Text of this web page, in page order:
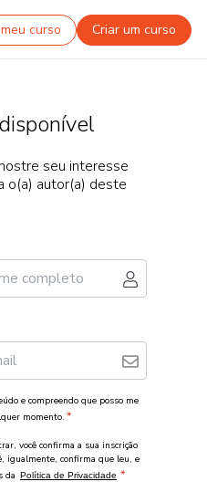
curso Criar um curso
seu interesse
o(a) autor(a) deste
e compreendo que posso me
momento. *
você confirma a sua inscrição
igualmente, confirma que leu, e
da Política de Privacidade *